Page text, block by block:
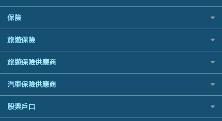
汽車貸款
緊急貸款比較
最佳小額貸款比較
24小時貸款
最佳循環貸款
DSB 大新銀行
Fubon 富邦銀行
HK Finance 香港信貸
HSBC 滙豐銀行貸款
K Cash 貸款
National Resources 中潤物業按揭
OCBC 華僑銀行
PrimeCredit 安信信貸
供樓利息扣稅
最佳貸款app
日本遊信用卡攻略
台灣遊信用卡攻略
機場貴賓室信用卡
Visa信用卡
萬事達卡
銀聯信用卡
高獎賞信用卡推薦
HSBC滙豐銀行
Mox
信銀國際
恒生銀行
Standard Chartered渣打銀行
安信EarnMORE
AEON
東亞銀行
淘寶付款方式
一田購物優惠日
SOGO感謝祭
HKTVmall優惠碼
交稅優惠
機票優惠碼
八達通自動增值信用卡
保險
旅遊保險
汽車保險
家居保險
家傭保險
寵物保險
定期人壽保險
旅遊保險
日本旅遊保險及資訊
泰國旅遊保險及資訊
台灣旅遊保險及資訊
韓國旅遊保險及資訊
歐洲旅遊保險及資訊
旅遊保險供應商
AXA 安盛
AIG 美亞
Allianz 安聯
汽車保險供應商
大新汽車保險
中銀汽車保險
股票戶口